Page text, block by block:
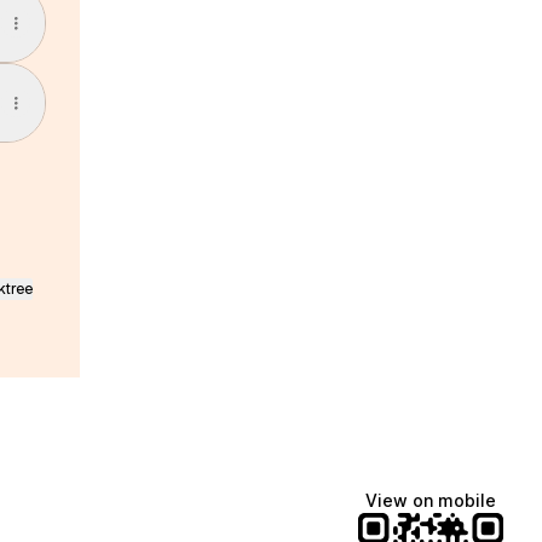
View on mobile